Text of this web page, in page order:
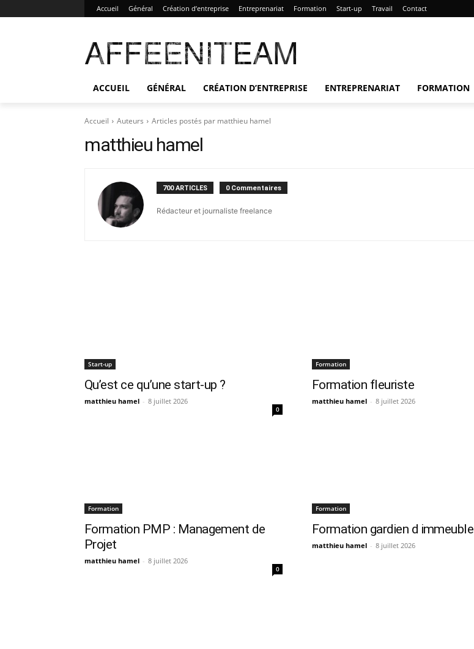
Accueil Général Création d’entreprise Entreprenariat Formation Start-up Travail Contact
AFFEENITEAM
ACCUEIL GÉNÉRAL CRÉATION D’ENTREPRISE ENTREPRENARIAT FORMATION
Accueil Auteurs Articles postés par matthieu hamel
matthieu hamel
700 ARTICLES 0 Commentaires
Rédacteur et journaliste freelance
Start-up
Qu’est ce qu’une start-up ?
matthieu hamel - 8 juillet 2026
0
Formation
Formation fleuriste
matthieu hamel - 8 juillet 2026
Formation
Formation PMP : Management de
Projet
matthieu hamel - 8 juillet 2026
0
Formation
Formation gardien d immeuble
matthieu hamel - 8 juillet 2026